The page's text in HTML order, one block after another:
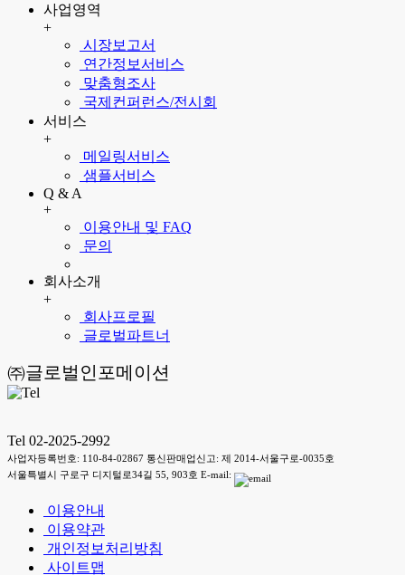
사업영역
+
시장보고서
연간정보서비스
맞춤형조사
국제컨퍼런스/전시회
서비스
+
메일링서비스
샘플서비스
Q & A
+
이용안내 및 FAQ
문의
회사소개
+
회사프로필
글로벌파트너
㈜글로벌인포메이션
Tel 02-2025-2992
사업자등록번호: 110-84-02867 통신판매업신고: 제 2014-서울구로-0035호
서울특별시 구로구 디지털로34길 55, 903호 E-mail:
이용안내
이용약관
개인정보처리방침
사이트맵